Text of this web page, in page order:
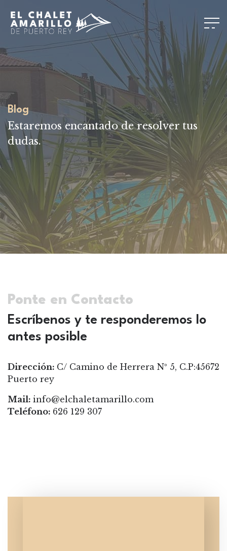
Blog
Estaremos encantado de resolver tus
dudas.
Ponte en Contacto
Escríbenos y te responderemos lo
antes posible
Dirección: C/ Camino de Herrera Nº 5, C.P:45672
Puerto rey
Mail: info@elchaletamarillo.com
Teléfono: 626 129 307